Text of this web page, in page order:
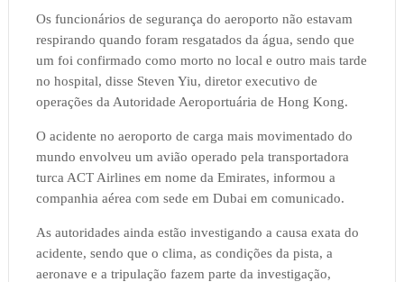
Os funcionários de segurança do aeroporto não estavam
respirando quando foram resgatados da água, sendo que
um foi confirmado como morto no local e outro mais tarde
no hospital, disse Steven Yiu, diretor executivo de
operações da Autoridade Aeroportuária de Hong Kong.
O acidente no aeroporto de carga mais movimentado do
mundo envolveu um avião operado pela transportadora
turca ACT Airlines em nome da Emirates, informou a
companhia aérea com sede em Dubai em comunicado.
As autoridades ainda estão investigando a causa exata do
acidente, sendo que o clima, as condições da pista, a
aeronave e a tripulação fazem parte da investigação,